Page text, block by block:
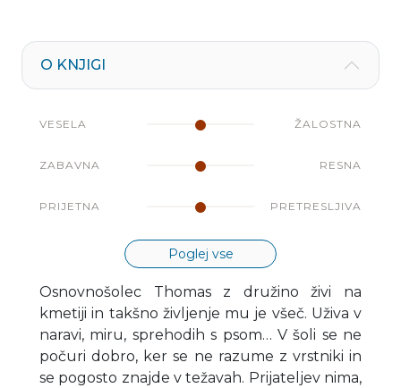
O KNJIGI
VESELA ŽALOSTNA
ZABAVNA RESNA
PRIJETNA PRETRESLJIVA
Poglej vse
Osnovnošolec Thomas z družino živi na
kmetiji in takšno življenje mu je všeč. Uživa v
naravi, miru, sprehodih s psom… V šoli se ne
počuri dobro, ker se ne razume z vrstniki in
se pogosto znajde v težavah. Prijateljev nima,